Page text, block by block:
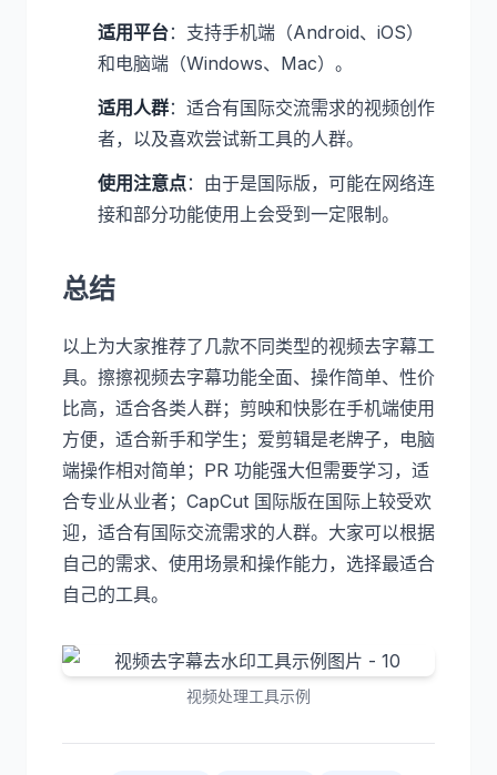
适用平台：支持手机端（Android、iOS）
和电脑端（Windows、Mac）。
适用人群：适合有国际交流需求的视频创作
者，以及喜欢尝试新工具的人群。
使用注意点：由于是国际版，可能在网络连
接和部分功能使用上会受到一定限制。
总结
以上为大家推荐了几款不同类型的视频去字幕工
具。擦擦视频去字幕功能全面、操作简单、性价
比高，适合各类人群；剪映和快影在手机端使用
方便，适合新手和学生；爱剪辑是老牌子，电脑
端操作相对简单；PR 功能强大但需要学习，适
合专业从业者；CapCut 国际版在国际上较受欢
迎，适合有国际交流需求的人群。大家可以根据
自己的需求、使用场景和操作能力，选择最适合
自己的工具。
视频处理工具示例